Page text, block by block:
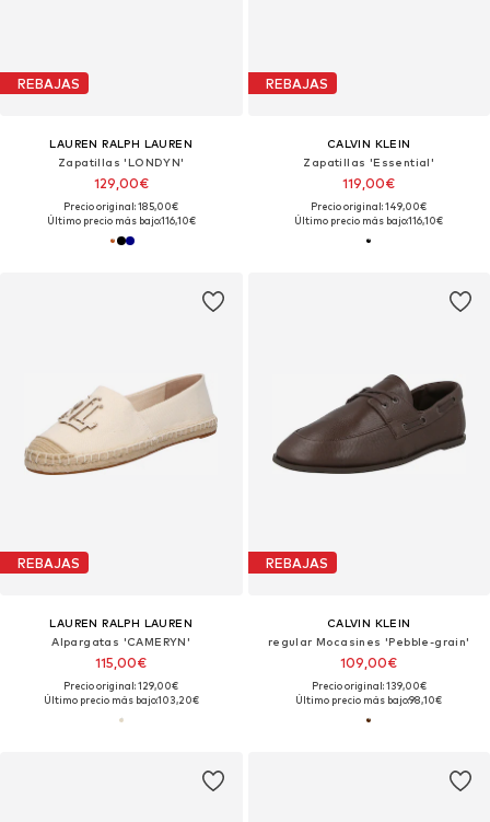
REBAJAS
LAUREN RALPH LAUREN
Zapatillas 'LONDYN'
129,00€
Precio original: 185,00€
Último precio más bajo:116,10€
REBAJAS
CALVIN KLEIN
Zapatillas 'Essential'
119,00€
Precio original: 149,00€
Último precio más bajo:116,10€
REBAJAS
LAUREN RALPH LAUREN
Alpargatas 'CAMERYN'
115,00€
Precio original: 129,00€
Último precio más bajo:103,20€
REBAJAS
CALVIN KLEIN
regular Mocasines 'Pebble-grain'
109,00€
Precio original: 139,00€
Último precio más bajo:98,10€